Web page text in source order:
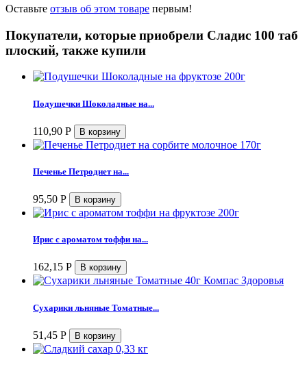
Оставьте отзыв об этом товаре первым!
Покупатели, которые приобрели Сладис 100 таб
плоский, также купили
Подушечки Шоколадные на...
110,90 Р
Печенье Петродиет на...
95,50 Р
Ирис с ароматом тоффи на...
162,15 Р
Сухарики льняные Томатные...
51,45 Р